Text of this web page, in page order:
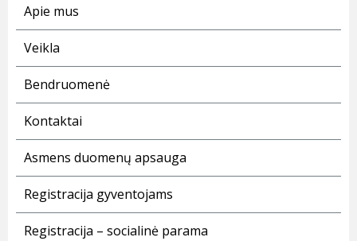
Apie mus
Veikla
Bendruomenė
Kontaktai
Asmens duomenų apsauga
Registracija gyventojams
Registracija – socialinė parama